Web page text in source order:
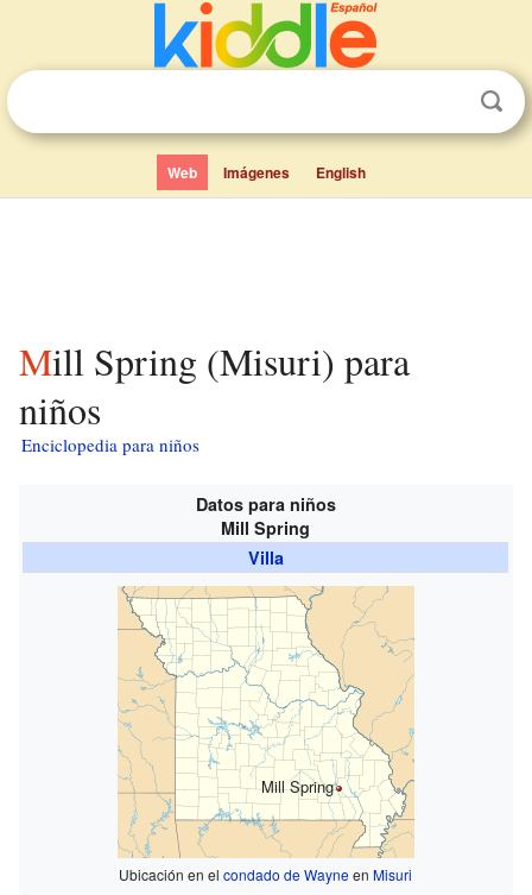
Web Imágenes English
Mill Spring (Misuri) para
niños
Enciclopedia para niños
Datos para niños
Mill Spring
Villa
Mill Spring
Ubicación en elcondado de WayneenMisuri